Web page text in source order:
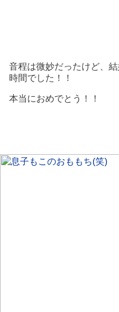
音程は微妙だったけど、
時間でした！！
本当におめでとう！！